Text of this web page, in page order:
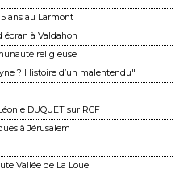
ans au Larmont
écran à Valdahon
religieuse
? Histoire d’un malentendu"
DUQUET sur RCF
à Jérusalem
Vallée de La Loue